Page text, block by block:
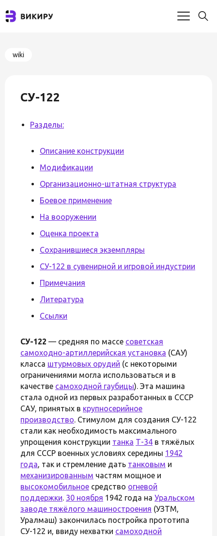
wiki
СУ-122
Разделы:
Описание конструкции
Модификации
Организационно-штатная структура
Боевое применение
На вооружении
Оценка проекта
Сохранившиеся экземпляры
СУ-122 в сувенирной и игровой индустрии
Примечания
Литература
Ссылки
СУ-122 — средняя по массе советская
самоходно-артиллерийская установка (САУ)
класса штурмовых орудий (с некоторыми
ограничениями могла использоваться и в
качестве самоходной гаубицы). Эта машина
стала одной из первых разработанных в СССР
САУ, принятых в крупносерийное
производство. Стимулом для создания СУ-122
стали как необходимость максимального
упрощения конструкции танка Т-34 в тяжёлых
для СССР военных условиях середины 1942
года, так и стремление дать танковым и
механизированным частям мощное и
высокомобильное средство огневой
поддержки. 30 ноября 1942 года на Уральском
заводе тяжёлого машиностроения (УЗТМ,
Уралмаш) закончилась постройка прототипа
СУ-122 и, ввиду нехватки самоходной